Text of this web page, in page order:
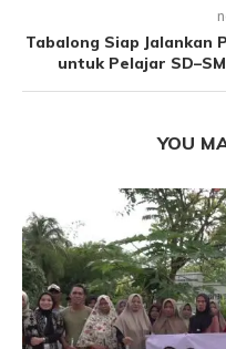
Tabalong Siap Jalankan
untuk Pelajar
YOU